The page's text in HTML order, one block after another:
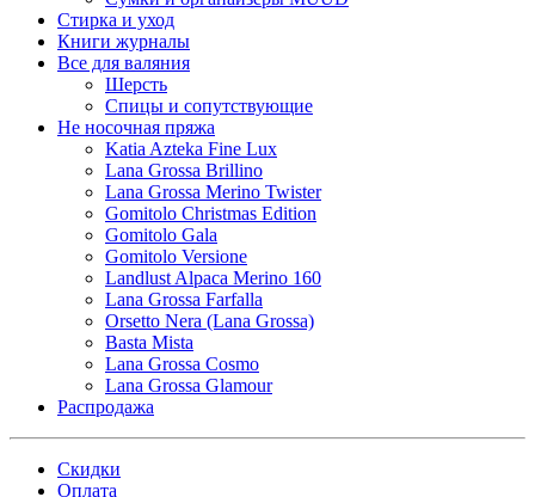
Стирка и уход
Книги журналы
Все для валяния
Шерсть
Спицы и сопутствующие
Не носочная пряжа
Katia Azteka Fine Lux
Lana Grossa Brillino
Lana Grossa Merino Twister
Gomitolo Christmas Edition
Gomitolo Gala
Gomitolo Versione
Landlust Alpaca Merino 160
Lana Grossa Farfalla
Orsetto Nera (Lana Grossa)
Basta Mista
Lana Grossa Cosmo
Lana Grossa Glamour
Распродажа
Скидки
Оплата